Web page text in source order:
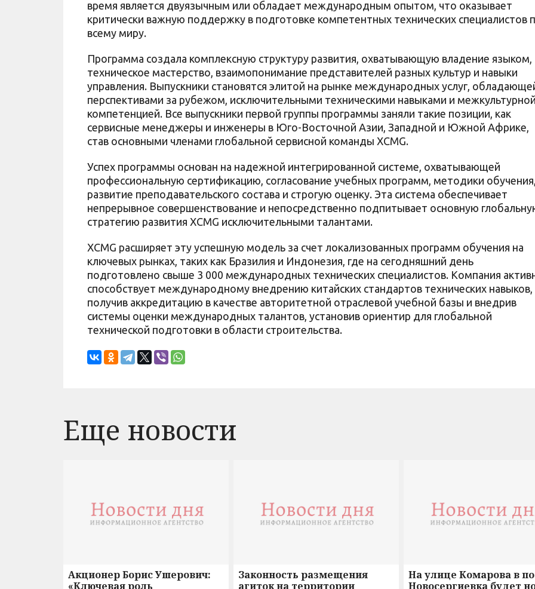
время является двуязычным или обладает международным опытом, что оказывает
критически важную поддержку в подготовке компетентных технических специалистов
всему миру.
Программа создала комплексную структуру развития, охватывающую владение языком,
техническое мастерство, взаимопонимание представителей разных культур и навыки
управления. Выпускники становятся элитой на рынке международных услуг,
перспективами за рубежом, исключительными техническими навыками и межкультурной
компетенцией. Все выпускники первой группы программы заняли такие позиции, как
сервисные менеджеры и инженеры в Юго-Восточной Азии, Западной и Южной Африке,
став основными членами глобальной сервисной команды XCMG.
Успех программы основан на надежной интегрированной системе, охватывающей
профессиональную сертификацию, согласование учебных программ, методики обучения,
развитие преподавательского состава и строгую оценку. Эта система обеспечивает
непрерывное совершенствование и непосредственно подпитывает основную
стратегию развития XCMG исключительными талантами.
XCMG расширяет эту успешную модель за счет локализованных программ обучения на
ключевых рынках, таких как Бразилия и Индонезия, где на сегодняшний день
подготовлено свыше 3 000 международных технических специалистов. Компания
способствует международному внедрению китайских стандартов технических навыков,
получив аккредитацию в качестве авторитетной отраслевой учебной базы и внедрив
системы оценки международных талантов, установив ориентир для глобальной
технической подготовки в области строительства.
Еще новости
Акционер Борис Ушерович:
«Ключевая роль
Законность размещения
агиток на территории
На улице Комарова в
Новосергиевка будет